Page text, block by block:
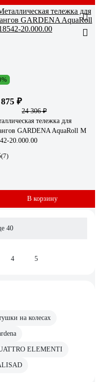
₽
24 306 ₽
тележка для
GARDENA AquaRoll M
20.000.00
(7)
В корзину
40
4 5
на колесах
ELEMENTI